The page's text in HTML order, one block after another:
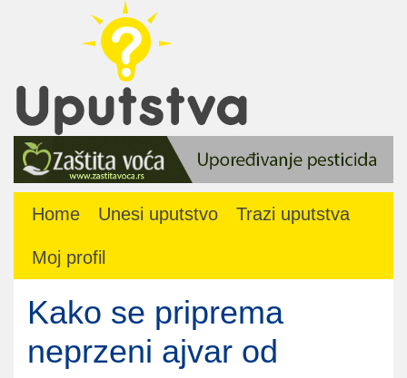
Home Unesi uputstvo Trazi uputstva
Moj profil
Kako se priprema
neprzeni ajvar od